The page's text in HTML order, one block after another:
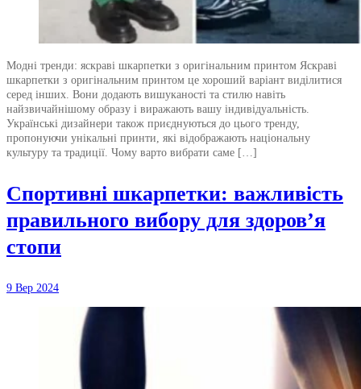
Модні тренди: яскраві шкарпетки з оригінальним принтом Яскраві
шкарпетки з оригінальним принтом це хороший варіант виділитися
серед інших. Вони додають вишуканості та стилю навіть
найзвичайнішому образу і виражають вашу індивідуальність.
Українські дизайнери також приєднуються до цього тренду,
пропонуючи унікальні принти, які відображають національну
культуру та традиції. Чому варто вибрати саме […]
Спортивні шкарпетки: важливість
правильного вибору для здоров’я
стопи
9 Вер 2024